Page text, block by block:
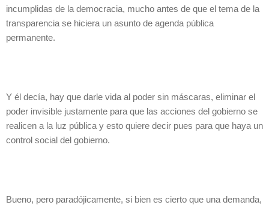
incumplidas de la democracia, mucho antes de que el tema de la
transparencia se hiciera un asunto de agenda pública
permanente.
Y él decía, hay que darle vida al poder sin máscaras, eliminar el
poder invisible justamente para que las acciones del gobierno se
realicen a la luz pública y esto quiere decir pues para que haya un
control social del gobierno.
Bueno, pero paradójicamente, si bien es cierto que una demanda,